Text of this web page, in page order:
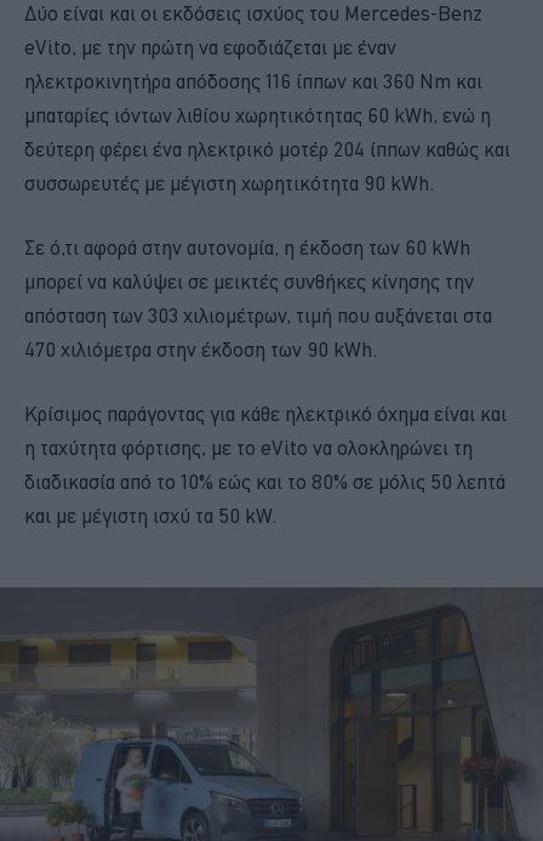
Δύο είναι και οι εκδόσεις ισχύος του Mercedes-Benz
eVito, με την πρώτη να εφοδιάζεται με έναν
ηλεκτροκινητήρα απόδοσης 116 ίππων και 360 Nm και
μπαταρίες ιόντων λιθίου χωρητικότητας 60 kWh, ενώ η
δεύτερη φέρει ένα ηλεκτρικό μοτέρ 204 ίππων καθώς και
συσσωρευτές με μέγιστη χωρητικότητα 90 kWh.
Σε ό,τι αφορά στην αυτονομία, η έκδοση των 60 kWh
μπορεί να καλύψει σε μεικτές συνθήκες κίνησης την
απόσταση των 303 χιλιομέτρων, τιμή που αυξάνεται στα
470 χιλιόμετρα στην έκδοση των 90 kWh.
Κρίσιμος παράγοντας για κάθε ηλεκτρικό όχημα είναι και
η ταχύτητα φόρτισης, με το eVito να ολοκληρώνει τη
διαδικασία από το 10% εώς και το 80% σε μόλις 50 λεπτά
και με μέγιστη ισχύ τα 50 kW.